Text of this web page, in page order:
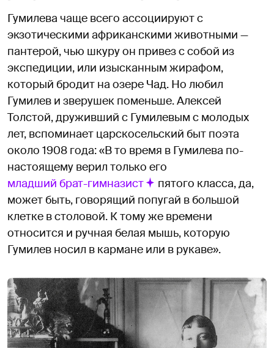
Гумилева чаще всего ассоциируют с
экзотическими африканскими животными —
пантерой, чью шкуру он привез с собой из
экспедиции, или изысканным жирафом,
который бродит на озере Чад. Но любил
Гумилев и зверушек поменьше. Алексей
Толстой, друживший с Гумилевым с молодых
лет, вспоминает царскосельский быт поэта
около 1908 года: «В то время в Гумилева по-
настоящему верил только его
младший брат-гимназист
пятого класса, да,
может быть, говорящий попугай в большой
клетке в столовой. К тому же времени
относится и ручная белая мышь, которую
Гумилев носил в кармане или в рукаве».